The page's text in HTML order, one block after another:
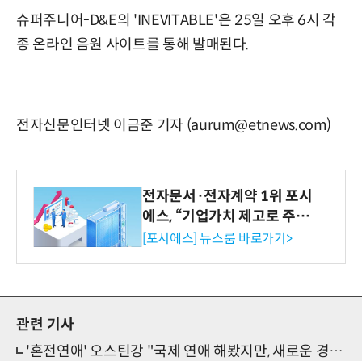
슈퍼주니어-D&E의 'INEVITABLE'은 25일 오후 6시 각
종 온라인 음원 사이트를 통해 발매된다.
전자신문인터넷 이금준 기자 (aurum@etnews.com)
전자문서·전자계약 1위 포시
에스, “기업가치 제고로 주주
환원 강화” 계획 공시
[포시에스] 뉴스룸 바로가기>
관련 기사
'혼전연애' 오스틴강 "국제 연애 해봤지만, 새로운 경험 많이 해"